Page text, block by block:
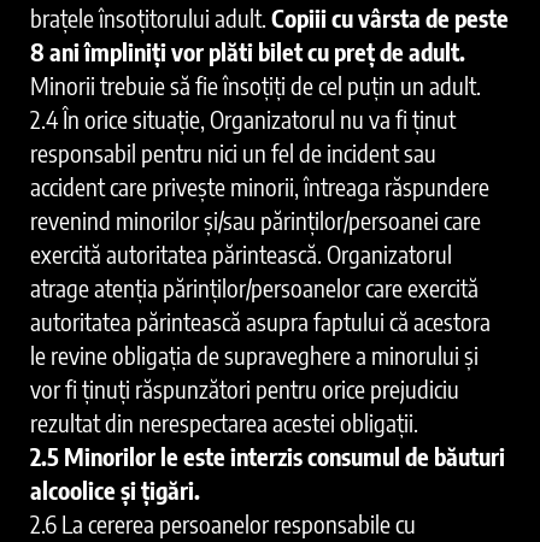
brațele însoțitorului adult. Copiii cu vârsta de peste
8 ani împliniți vor plăti bilet cu preț de adult.
Minorii trebuie să fie însoțiți de cel puțin un adult.
2.4 În orice situație, Organizatorul nu va fi ținut
responsabil pentru nici un fel de incident sau
accident care privește minorii, întreaga răspundere
revenind minorilor și/sau părinților/persoanei care
exercită autoritatea părintească. Organizatorul
atrage atenția părinților/persoanelor care exercită
autoritatea părintească asupra faptului că acestora
le revine obligația de supraveghere a minorului și
vor fi ținuți răspunzători pentru orice prejudiciu
rezultat din nerespectarea acestei obligații.
2.5 Minorilor le este interzis consumul de băuturi
alcoolice și țigări.
2.6 La cererea persoanelor responsabile cu